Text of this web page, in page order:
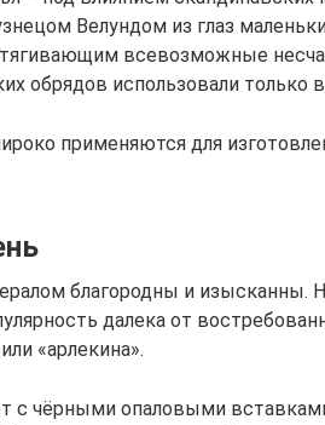
Велундом из глаз
всевозможные
обрядов использовали только
применяются для
благородны и изысканны.
далека от
«арлекина».
с чёрными опаловыми